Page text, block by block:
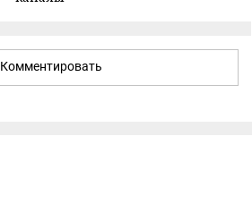
Комментировать